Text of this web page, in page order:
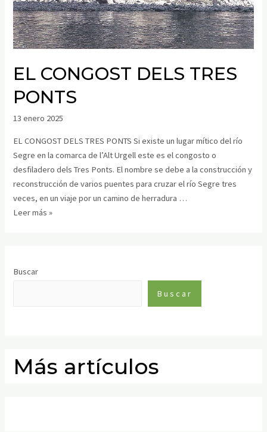
EL CONGOST DELS TRES
PONTS
13 enero 2025
EL CONGOST DELS TRES PONTS Si existe un lugar mítico del río
Segre en la comarca de l’Alt Urgell este es el congosto o
desfiladero dels Tres Ponts. El nombre se debe a la construcción y
reconstrucción de varios puentes para cruzar el río Segre tres
veces, en un viaje por un camino de herradura …
Leer más »
Buscar
Buscar
Más artículos